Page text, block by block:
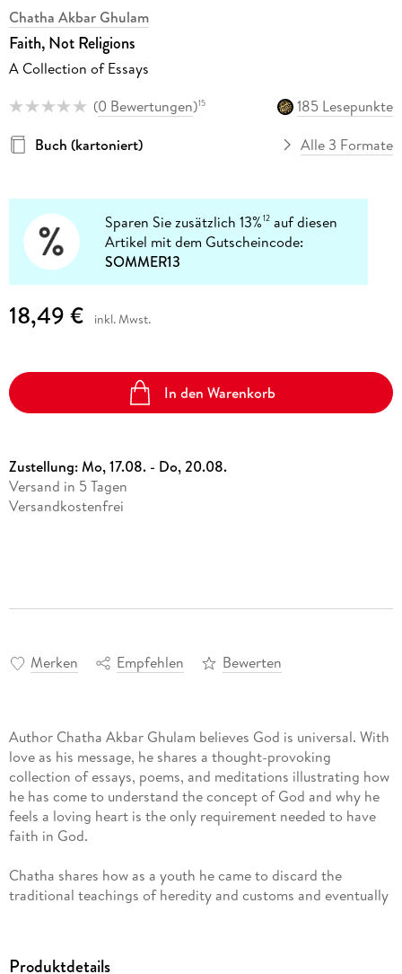
Chatha Akbar Ghulam
Faith, Not Religions
A Collection of Essays
(0 Bewertungen)15
185 Lesepunkte
Buch (kartoniert)
Alle 3 Formate
Sparen Sie zusätzlich 13%12 auf diesen
Artikel mit dem Gutscheincode:
SOMMER13
18,49 € inkl. Mwst.
In den Warenkorb
Zustellung:Mo, 17.08. - Do, 20.08.
Versand in 5 Tagen
Versandkostenfrei
Merken Empfehlen Bewerten
Author Chatha Akbar Ghulam believes God is universal. With
love as his message, he shares a thought-provoking
collection of essays, poems, and meditations illustrating how
he has come to understand the concept of God and why he
feels a loving heart is the only requirement needed to have
faith in God.
Chatha shares how as a youth he came to discard the
traditional teachings of heredity and customs and eventually
Produktdetails